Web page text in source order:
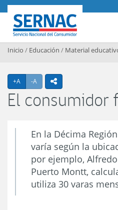
Contenido principal
SERNAC
Inicio / Educación / Material
+A Agrandar texto
-A Achicar textoicono
El consumidor
En la Décima
varía según la
por ejemplo,
Puerto Montt,
utiliza 30 varas